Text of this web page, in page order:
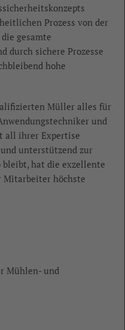
Prozess von der
gesamte
durch sichere Prozesse
hohe
Müller alles für
und
all ihrer Expertise
unterstützend zur
bleibt, hat die exzellente
Mitarbeiter höchste
Mühlen- und